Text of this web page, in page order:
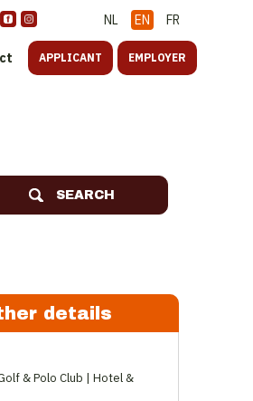
NL EN FR
APPLICANT EMPLOYER
SEARCH
details
& Polo Club | Hotel &